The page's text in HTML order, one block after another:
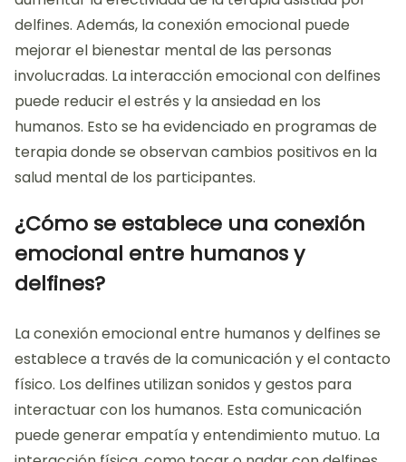
delfines. Además, la conexión emocional puede
mejorar el bienestar mental de las personas
involucradas. La interacción emocional con delfines
puede reducir el estrés y la ansiedad en los
humanos. Esto se ha evidenciado en programas de
terapia donde se observan cambios positivos en la
salud mental de los participantes.
¿Cómo se establece una conexión
emocional entre humanos y
delfines?
La conexión emocional entre humanos y delfines se
establece a través de la comunicación y el contacto
físico. Los delfines utilizan sonidos y gestos para
interactuar con los humanos. Esta comunicación
puede generar empatía y entendimiento mutuo. La